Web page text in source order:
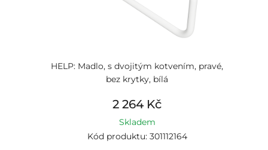
HELP: Madlo, s dvojitým kotvením, pravé,
bez krytky, bílá
2 264 Kč
Skladem
Kód produktu: 301112164